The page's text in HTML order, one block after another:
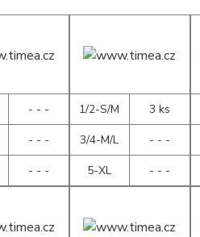
- - -
- - -
- - -
1/2-S/M
3 ks
3/4-M/L
- - -
5-XL
- - -